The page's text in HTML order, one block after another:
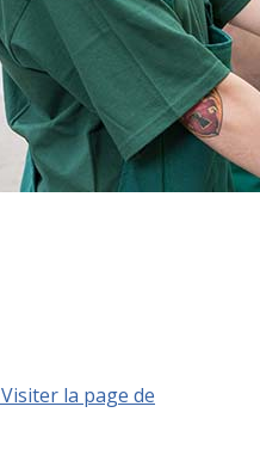
Visiter la page de